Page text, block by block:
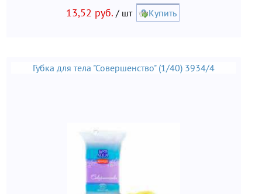
13,52 руб. / шт Купить
Губка для тела "Совершенство" (1/40) 3934/4